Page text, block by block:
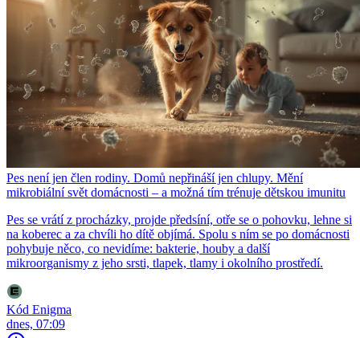
Pes není jen člen rodiny. Domů nepřináší jen chlupy. Mění
mikrobiální svět domácnosti – a možná tím trénuje dětskou imunitu
Pes se vrátí z procházky, projde předsíní, otře se o pohovku, lehne si
na koberec a za chvíli ho dítě objímá. Spolu s ním se po domácnosti
pohybuje něco, co nevidíme: bakterie, houby a další
mikroorganismy z jeho srsti, tlapek, tlamy i okolního prostředí.
Kód Enigma
dnes, 07:09